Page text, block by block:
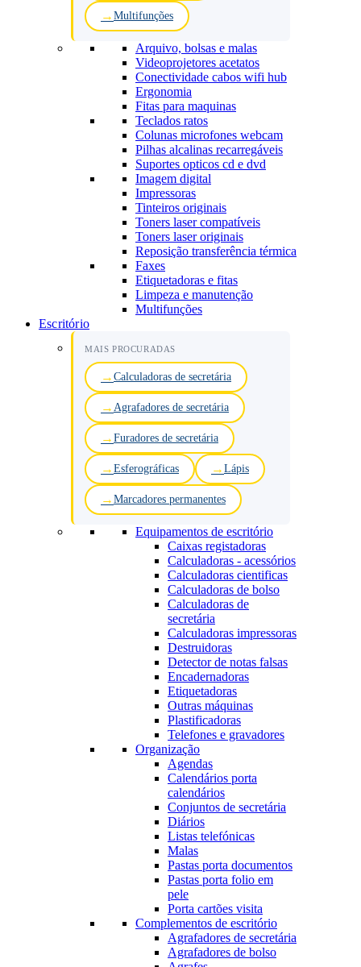
Multifunções
Arquivo, bolsas e malas
Videoprojetores acetatos
Conectividade cabos wifi hub
Ergonomia
Fitas para maquinas
Teclados ratos
Colunas microfones webcam
Pilhas alcalinas recarregáveis
Suportes opticos cd e dvd
Imagem digital
Impressoras
Tinteiros originais
Toners laser compatíveis
Toners laser originais
Reposição transferência térmica
Faxes
Etiquetadoras e fitas
Limpeza e manutenção
Multifunções
Escritório
MAIS PROCURADAS
Calculadoras de secretária
Agrafadores de secretária
Furadores de secretária
Esferográficas Lápis
Marcadores permanentes
Equipamentos de escritório
Caixas registadoras
Calculadoras - acessórios
Calculadoras cientificas
Calculadoras de bolso
Calculadoras de
secretária
Calculadoras impressoras
Destruidoras
Detector de notas falsas
Encadernadoras
Etiquetadoras
Outras máquinas
Plastificadoras
Telefones e gravadores
Organização
Agendas
Calendários porta
calendários
Conjuntos de secretária
Diários
Listas telefónicas
Malas
Pastas porta documentos
Pastas porta folio em
pele
Porta cartões visita
Complementos de escritório
Agrafadores de secretária
Agrafadores de bolso